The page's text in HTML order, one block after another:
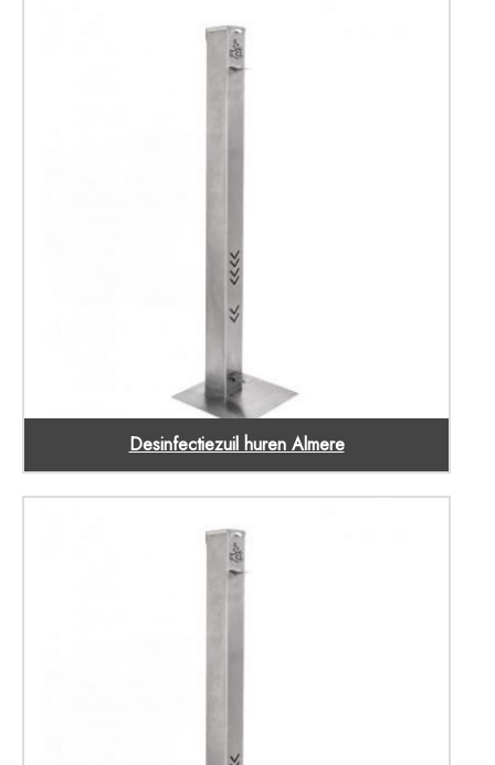
Desinfectiezuil huren Almere